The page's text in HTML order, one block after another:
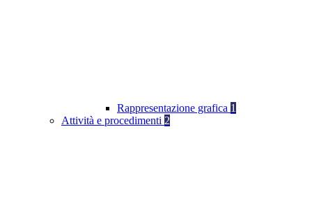
Rappresentazione grafica 1
Attività e procedimenti 2